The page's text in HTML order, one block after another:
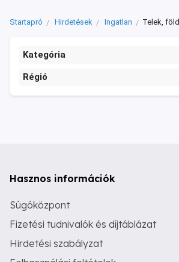
Startapró Hirdetések Ingatlan Telek, föld
Kategória
Régió
Hasznos információk
Súgóközpont
Fizetési tudnivalók és díjtáblázat
Hirdetési szabályzat